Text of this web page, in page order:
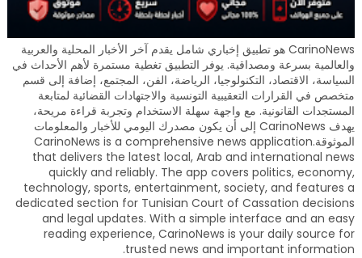
CarinoNews هو تطبيق إخباري شامل يقدم آخر الأخبار المحلية والعربية
والعالمية بسرعة ومصداقية. يوفر التطبيق تغطية مستمرة لأهم الأحداث في
السياسة، الاقتصاد، التكنولوجيا، الرياضة، الفن، المجتمع، إضافة إلى قسم
متخصص في القرارات التعقيبية التونسية والاجتهادات القضائية لمتابعة
المستجدات القانونية. مع واجهة سهلة الاستخدام وتجربة قراءة مريحة،
يهدف CarinoNews إلى أن يكون مصدرك اليومي للأخبار والمعلومات
الموثوقة.CarinoNews is a comprehensive news application
that delivers the latest local, Arab and international news
quickly and reliably. The app covers politics, economy,
technology, sports, entertainment, society, and features a
dedicated section for Tunisian Court of Cassation decisions
and legal updates. With a simple interface and an easy
reading experience, CarinoNews is your daily source for
trusted news and important information.